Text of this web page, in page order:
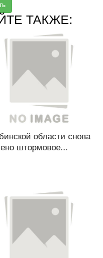
ТАКЖЕ:
области снова
штормовое...